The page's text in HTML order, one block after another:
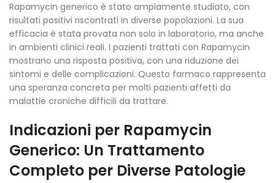
Rapamycin generico è stato ampiamente studiato, con
risultati positivi riscontrati in diverse popolazioni. La sua
efficacia è stata provata non solo in laboratorio, ma anche
in ambienti clinici reali. I pazienti trattati con Rapamycin
mostrano una risposta positiva, con una riduzione dei
sintomi e delle complicazioni. Questo farmaco rappresenta
una speranza concreta per molti pazienti affetti da
malattie croniche difficili da trattare.
Indicazioni per Rapamycin
Generico: Un Trattamento
Completo per Diverse Patologie